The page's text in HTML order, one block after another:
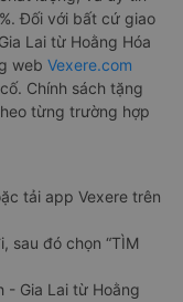
Đối với bất cứ giao
Lai từ Hoằng Hóa
web Vexere.com
Chính sách tặng
từng trường hợp
tải app Vexere trên
sau đó chọn “TÌM
- Gia Lai từ Hoằng